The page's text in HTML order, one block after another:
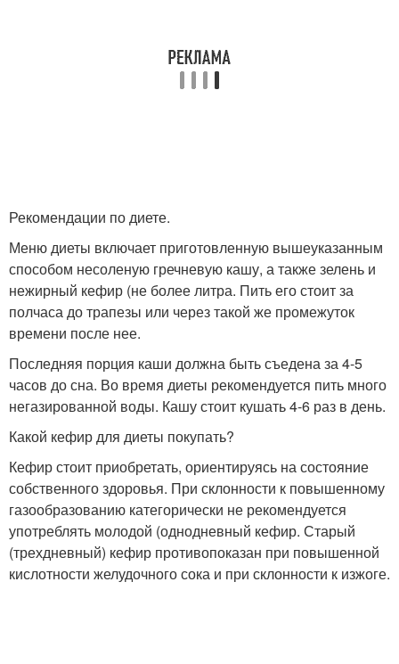
Рекомендации по диете.
Меню диеты включает приготовленную вышеуказанным
способом несоленую гречневую кашу, а также зелень и
нежирный кефир (не более литра. Пить его стоит за
полчаса до трапезы или через такой же промежуток
времени после нее.
Последняя порция каши должна быть съедена за 4-5
часов до сна. Во время диеты рекомендуется пить много
негазированной воды. Кашу стоит кушать 4-6 раз в день.
Какой кефир для диеты покупать?
Кефир стоит приобретать, ориентируясь на состояние
собственного здоровья. При склонности к повышенному
газообразованию категорически не рекомендуется
употреблять молодой (однодневный кефир. Старый
(трехдневный) кефир противопоказан при повышенной
кислотности желудочного сока и при склонности к изжоге.